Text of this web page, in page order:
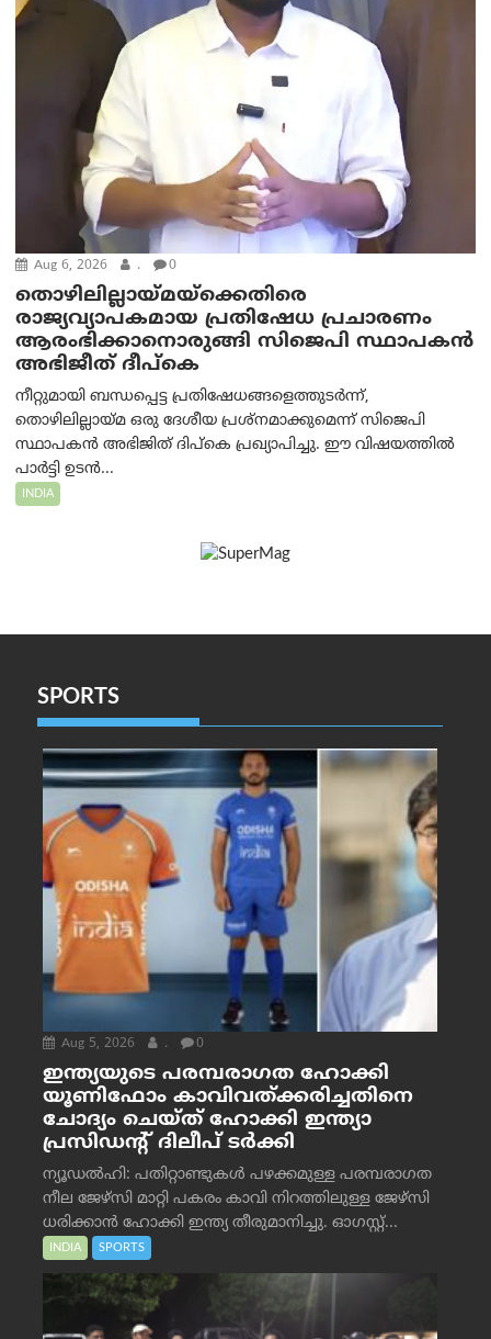
Aug 6, 2026 . 0
തൊഴിലില്ലായ്മയ്ക്കെതിരെ
രാജ്യവ്യാപകമായ പ്രതിഷേധ പ്രചാരണം
ആരംഭിക്കാനൊരുങ്ങി സിജെപി സ്ഥാപകന്‍
അഭിജീത് ദീപ്കെ
നീറ്റുമായി ബന്ധപ്പെട്ട പ്രതിഷേധങ്ങളെത്തുടർന്ന്,
തൊഴിലില്ലായ്മ ഒരു ദേശീയ പ്രശ്നമാക്കുമെന്ന് സിജെപി
സ്ഥാപകൻ അഭിജിത് ദിപ്കെ പ്രഖ്യാപിച്ചു. ഈ വിഷയത്തിൽ
പാർട്ടി ഉടൻ...
INDIA
SPORTS
Aug 5, 2026 . 0
ഇന്ത്യയുടെ പരമ്പരാഗത ഹോക്കി
യൂണിഫോം കാവിവത്ക്കരിച്ചതിനെ
ചോദ്യം ചെയ്ത് ഹോക്കി ഇന്ത്യാ
പ്രസിഡന്റ് ദിലീപ് ടര്‍ക്കി
ന്യൂഡൽഹി: പതിറ്റാണ്ടുകൾ പഴക്കമുള്ള പരമ്പരാഗത
നീല ജേഴ്‌സി മാറ്റി പകരം കാവി നിറത്തിലുള്ള ജേഴ്‌സി
ധരിക്കാൻ ഹോക്കി ഇന്ത്യ തീരുമാനിച്ചു. ഓഗസ്റ്റ്...
INDIA SPORTS